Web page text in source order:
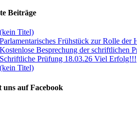
Beiträge
(kein Titel)
Parlamentarisches Frühstück zur Rolle
Kostenlose Besprechung der schriftlichen
Schriftliche Prüfung 18.03.26 Viel Erfolg!!!
(kein Titel)
uns auf Facebook